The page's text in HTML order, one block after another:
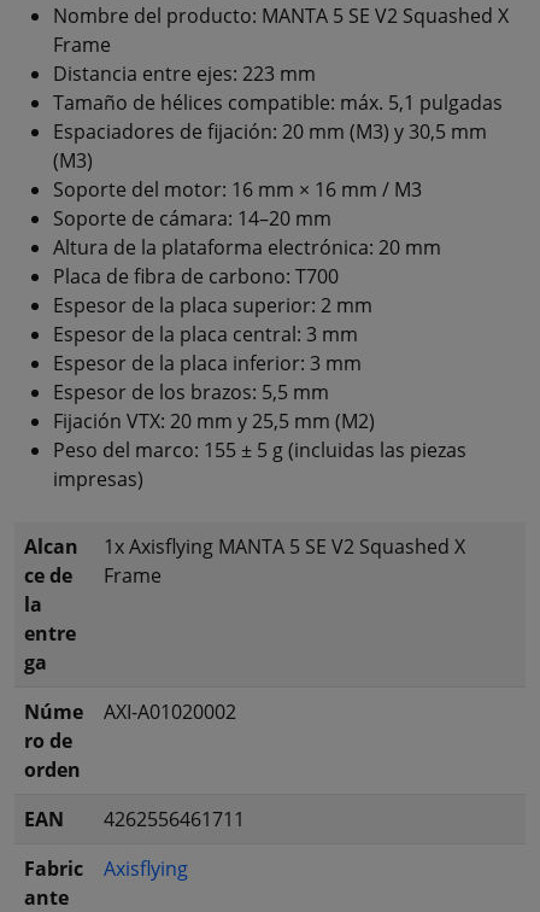
Nombre del producto: MANTA 5 SE V2 Squashed X
Frame
Distancia entre ejes: 223 mm
Tamaño de hélices compatible: máx. 5,1 pulgadas
Espaciadores de fijación: 20 mm (M3) y 30,5 mm
(M3)
Soporte del motor: 16 mm × 16 mm / M3
Soporte de cámara: 14–20 mm
Altura de la plataforma electrónica: 20 mm
Placa de fibra de carbono: T700
Espesor de la placa superior: 2 mm
Espesor de la placa central: 3 mm
Espesor de la placa inferior: 3 mm
Espesor de los brazos: 5,5 mm
Fijación VTX: 20 mm y 25,5 mm (M2)
Peso del marco: 155 ± 5 g (incluidas las piezas
impresas)
Alcan
ce de
la
entre
ga
1x Axisflying MANTA 5 SE V2 Squashed X
Frame
Núme
ro de
orden
AXI-A01020002
EAN
4262556461711
Fabric
ante
Axisflying